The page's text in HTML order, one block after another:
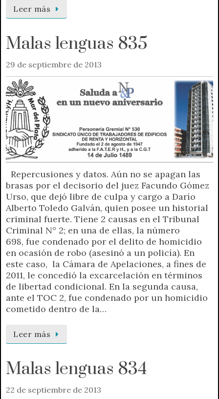
Leer más
Malas lenguas 835
29 de septiembre de 2013
Repercusiones y datos. Aún no se apagan las
brasas por el decisorio del juez Facundo Gómez
Urso, que dejó libre de culpa y cargo a Darío
Alberto Toledo Galván, quien posee un historial
criminal fuerte. Tiene 2 causas en el Tribunal
Criminal N° 2; en una de ellas, la número
698, fue condenado por el delito de homicidio
en ocasión de robo (asesinó a un policía). En
este caso, la Cámara de Apelaciones, a fines de
2011, le concedió la excarcelación en términos
de libertad condicional. En la segunda causa,
ante el TOC 2, fue condenado por un homicidio
cometido dentro de la…
Leer más
Malas lenguas 834
22 de septiembre de 2013